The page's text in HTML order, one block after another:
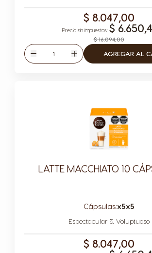
$ 16.094,00
$ 8.047,00
$
Disminuir
Cantidad
Aumentar
AGREGAR AL
LATTE MACCHIATO 10
Cápsulas:x5
Icono
x5
Espectacular & Voluptuoso
$ 8.047,00